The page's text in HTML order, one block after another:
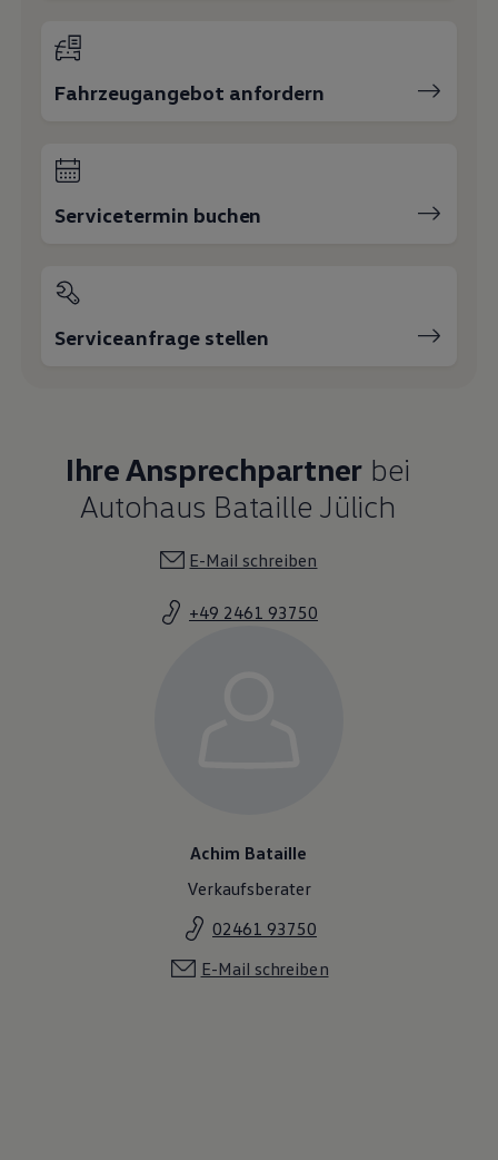
Fahrzeugangebot anfordern
Servicetermin buchen
Serviceanfrage stellen
Ihre Ansprechpartner bei
Autohaus Bataille Jülich
E-Mail schreiben
+49 2461 93750
Achim Bataille
Verkaufsberater
02461 93750
E-Mail schreiben